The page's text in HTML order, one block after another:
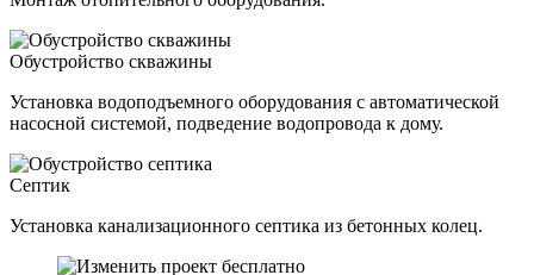
Обустройство скважины
Установка водоподъемного оборудования с автоматической
насосной системой, подведение водопровода к дому.
Септик
Установка канализационного септика из бетонных колец.